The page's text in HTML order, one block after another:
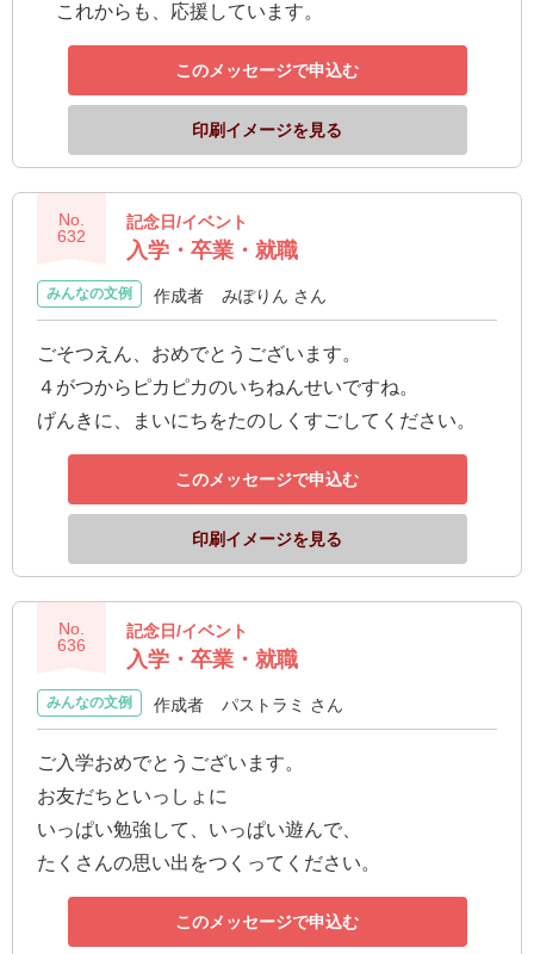
ス
ー
電
問
い
合
せ
これからも、応援しています。
このメッセージで申込む
印刷イメージを見る
No.
632
記念日/イベント
入学・卒業・就職
みんなの文例 作成者 みぽりん さん
ごそつえん、おめでとうございます。
４がつからピカピカのいちねんせいですね。
げんきに、まいにちをたのしくすごしてください。
このメッセージで申込む
印刷イメージを見る
No.
636
記念日/イベント
入学・卒業・就職
みんなの文例 作成者 パストラミ さん
ご入学おめでとうございます。
お友だちといっしょに
いっぱい勉強して、いっぱい遊んで、
たくさんの思い出をつくってください。
このメッセージで申込む